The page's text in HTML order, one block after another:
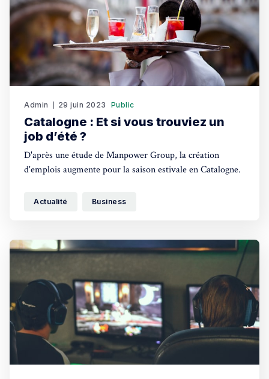
Admin 29 juin 2023 Public
Catalogne : Et si vous trouviez un
job d’été ?
D'après une étude de Manpower Group, la création
d'emplois augmente pour la saison estivale en Catalogne.
Actualité Business